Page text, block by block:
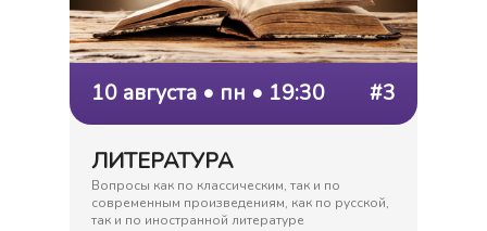
10 августа • пн • 19:30 #3
ЛИТЕРАТУРА
Вопросы как по классическим, так и по
современным произведениям, как по русской,
так и по иностранной литературе